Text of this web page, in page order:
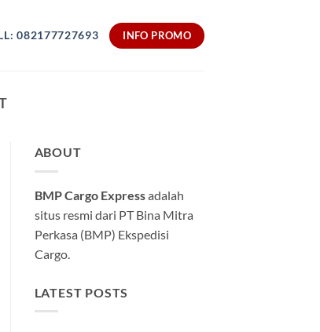
082177727693 INFO PROMO
ABOUT
BMP Cargo Expressadalah
situs resmi dari PT Bina Mitra
Perkasa (BMP) Ekspedisi
Cargo.
LATEST POSTS